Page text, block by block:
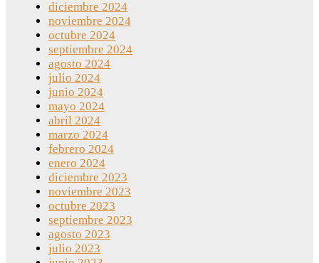
diciembre 2024
noviembre 2024
octubre 2024
septiembre 2024
agosto 2024
julio 2024
junio 2024
mayo 2024
abril 2024
marzo 2024
febrero 2024
enero 2024
diciembre 2023
noviembre 2023
octubre 2023
septiembre 2023
agosto 2023
julio 2023